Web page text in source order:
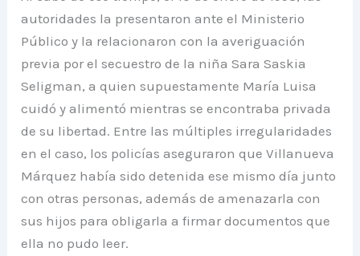
autoridades la presentaron ante el Ministerio
Público y la relacionaron con la averiguación
previa por el secuestro de la niña Sara Saskia
Seligman, a quien supuestamente María Luisa
cuidó y alimentó mientras se encontraba privada
de su libertad. Entre las múltiples irregularidades
en el caso, los policías aseguraron que Villanueva
Márquez había sido detenida ese mismo día junto
con otras personas, además de amenazarla con
sus hijos para obligarla a firmar documentos que
ella no pudo leer.